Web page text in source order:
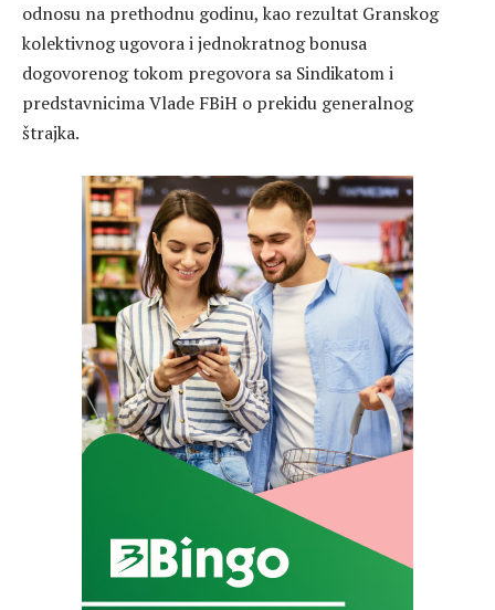
odnosu na prethodnu godinu, kao rezultat Granskog
kolektivnog ugovora i jednokratnog bonusa
dogovorenog tokom pregovora sa Sindikatom i
predstavnicima Vlade FBiH o prekidu generalnog
štrajka.